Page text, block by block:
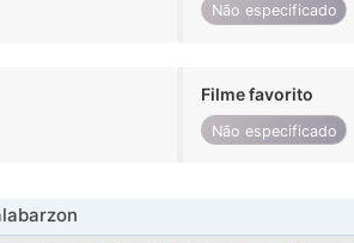
Não especificado
Filme favorito
Não especificado